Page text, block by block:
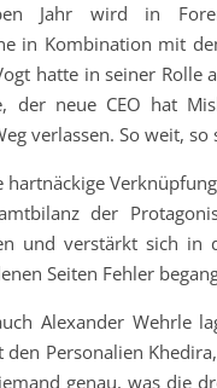
Jahr wird in
in Kombination mit
hatte in seiner Rolle
der neue CEO hat
verlassen. So weit, so
der
und verstärkt sich in
Seiten Fehler
Alexander Wehrle
Personalien
genau, was die